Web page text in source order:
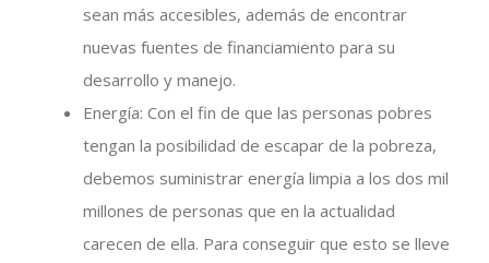
sean más accesibles, además de encontrar
nuevas fuentes de financiamiento para su
desarrollo y manejo.
Energía: Con el fin de que las personas pobres
tengan la posibilidad de escapar de la pobreza,
debemos suministrar energía limpia a los dos mil
millones de personas que en la actualidad
carecen de ella. Para conseguir que esto se lleve